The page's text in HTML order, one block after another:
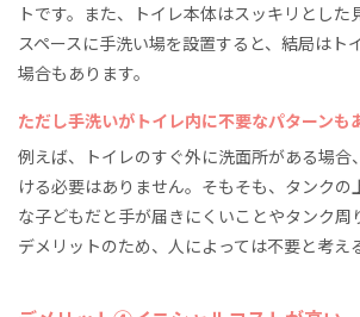
トです。また、トイレ本体はスッキリとした
スペースに手洗い場を設置すると、結局はト
場合もあります。
ただし手洗いがトイレ内に不要なパターンも
例えば、トイレのすぐ外に洗面所がある場合
ける必要はありません。そもそも、タンクの
な子どもだと手が届きにくいことやタンク周
デメリットのため、人によっては不要と考え